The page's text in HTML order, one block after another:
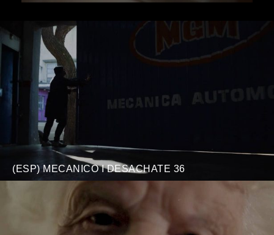
(ESP) MECANICO I DESACHATE 36